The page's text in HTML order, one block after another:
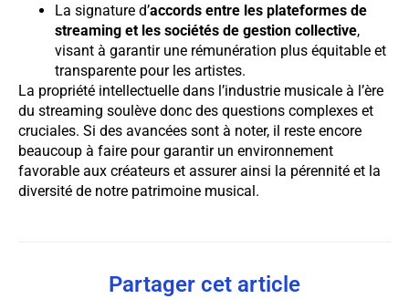
La signature d’accords entre les plateformes de
streaming et les sociétés de gestion collective,
visant à garantir une rémunération plus équitable et
transparente pour les artistes.
La propriété intellectuelle dans l’industrie musicale à l’ère
du streaming soulève donc des questions complexes et
cruciales. Si des avancées sont à noter, il reste encore
beaucoup à faire pour garantir un environnement
favorable aux créateurs et assurer ainsi la pérennité et la
diversité de notre patrimoine musical.
Partager cet article